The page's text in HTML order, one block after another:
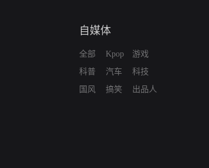
自媒体
全部
科普
国风
Kpop
汽车
搞笑
游戏
科技
出品人